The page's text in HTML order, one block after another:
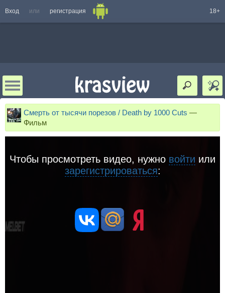
Вход или регистрация 18+
Смерть от тысячи порезов / Death by 1000 Cuts —
Фильм
Чтобы просмотреть видео, нужно войти или
зарегистрироваться: